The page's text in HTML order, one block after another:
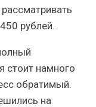
рублей.
стоит намного
обратимый.
на